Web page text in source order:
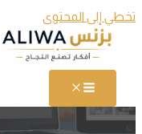
تخطي إلى المحتوى